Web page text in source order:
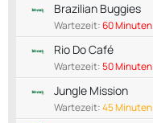
Brazilian Buggies
Wartezeit:60 Minuten
Rio Do Café
Wartezeit:50 Minuten
Jungle Mission
Wartezeit:45 Minuten